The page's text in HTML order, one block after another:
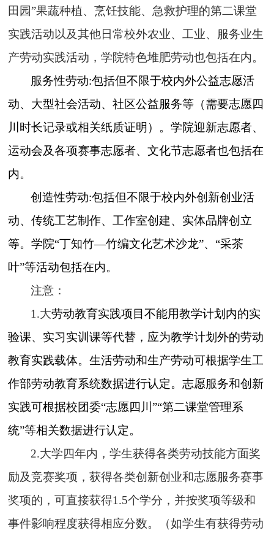
田园”果蔬种植、烹饪技能、急救护理的第二课堂
实践活动以及其他日常校外农业、工业、服务业生
产劳动实践活动，学院特色堆肥劳动也包括在内。
服务性劳动:包括但不限于校内外公益志愿活
动、大型社会活动、社区公益服务等（需要志愿四
川时长记录或相关纸质证明）。学院迎新志愿者、
运动会及各项赛事志愿者、文化节志愿者也包括在
内。
创造性劳动:包括但不限于校内外创新创业活
动、传统工艺制作、工作室创建、实体品牌创立
等。学院“丁知竹—竹编文化艺术沙龙”、“采茶
叶”等活动包括在内。
注意：
1.大劳动教育实践项目不能用教学计划内的实
验课、实习实训课等代替，应为教学计划外的劳动
教育实践载体。生活劳动和生产劳动可根据学生工
作部劳动教育系统数据进行认定。志愿服务和创新
实践可根据校团委“志愿四川”“第二课堂管理系
统”等相关数据进行认定。
2.大学四年内，学生获得各类劳动技能方面奖
励及竞赛奖项，获得各类创新创业和志愿服务赛事
奖项的，可直接获得1.5个学分，并按奖项等级和
事件影响程度获得相应分数。（如学生有获得劳动